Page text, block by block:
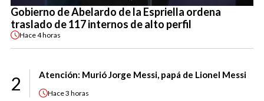
Gobierno de Abelardo de la Espriella ordena
traslado de 117 internos de alto perfil
Hace4 horas
2 Atención: Murió Jorge Messi, papá de Lionel Messi
Hace3 horas